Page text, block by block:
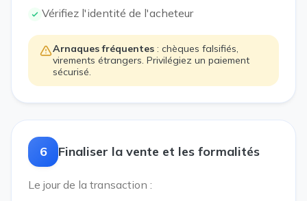
Vérifiez l'identité de l'acheteur
Arnaques fréquentes : chèques falsifiés,
virements étrangers. Privilégiez un paiement
sécurisé.
6 Finaliser la vente et les formalités
Le jour de la transaction :